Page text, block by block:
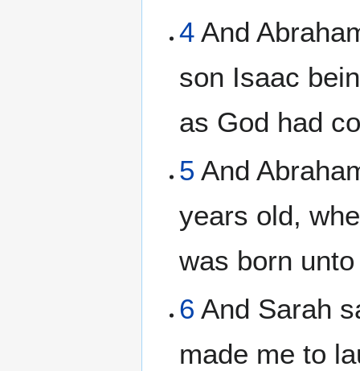
4 And
son Isaac
as God had
5 And
years old,
was born
6 And Sarah
made me to